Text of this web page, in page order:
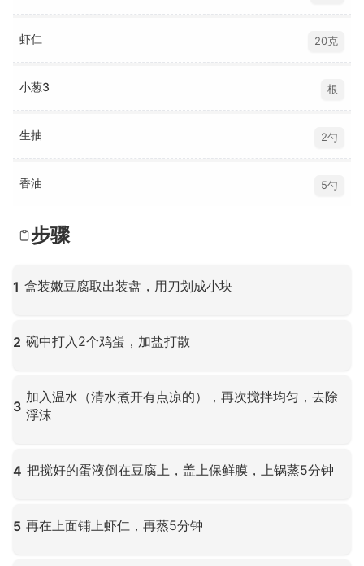
虾仁 20克
小葱3 根
生抽 2勺
香油 5勺
步骤
1 盒装嫩豆腐取出装盘，用刀划成小块
2 碗中打入2个鸡蛋，加盐打散
3
加入温水（清水煮开有点凉的），再次搅拌均匀，去除
浮沫
4 把搅好的蛋液倒在豆腐上，盖上保鲜膜，上锅蒸5分钟
5 再在上面铺上虾仁，再蒸5分钟